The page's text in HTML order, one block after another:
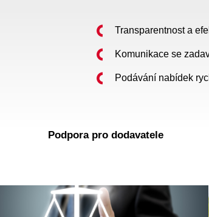
Transparentnost a
Komunikace se
Podávání nabídek
Podpora pro dodavatele